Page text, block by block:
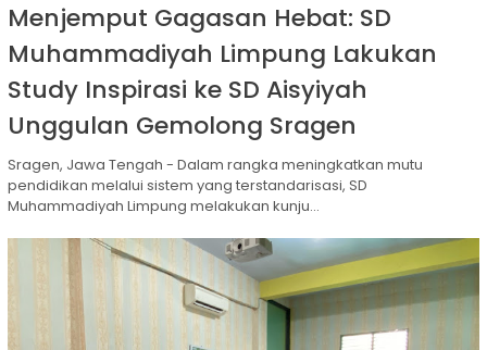
Menjemput Gagasan Hebat: SD
Muhammadiyah Limpung Lakukan
Study Inspirasi ke SD Aisyiyah
Unggulan Gemolong Sragen
Sragen, Jawa Tengah - Dalam rangka meningkatkan mutu
pendidikan melalui sistem yang terstandarisasi, SD
Muhammadiyah Limpung melakukan kunju...